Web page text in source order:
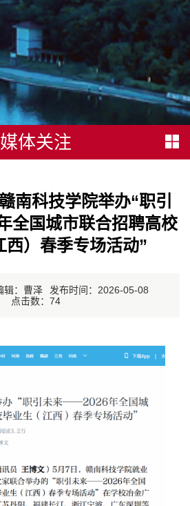
媒体关注
南科技学院举办“职引
国城市联合招聘高校
西）春季专场活动”
辑：曹泽
发布时间：2026-05-08
点击数： 74